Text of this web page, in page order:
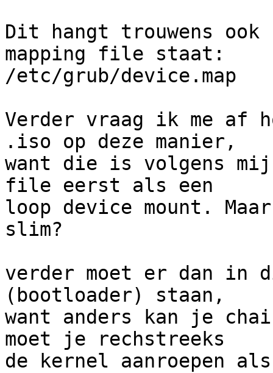
Dit hangt trouwens
mapping file staat:
/etc/grub/device.map
Verder vraag ik me af
.iso op deze manier,
want die is volgens
file eerst als een
loop device mount.
slim?
verder moet er dan in
(bootloader) staan,
want anders kan je
moet je rechstreeks
de kernel aanroepen